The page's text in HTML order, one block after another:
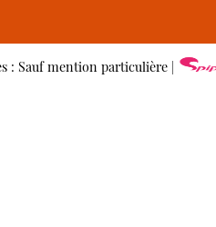
: Sauf mention particulière |